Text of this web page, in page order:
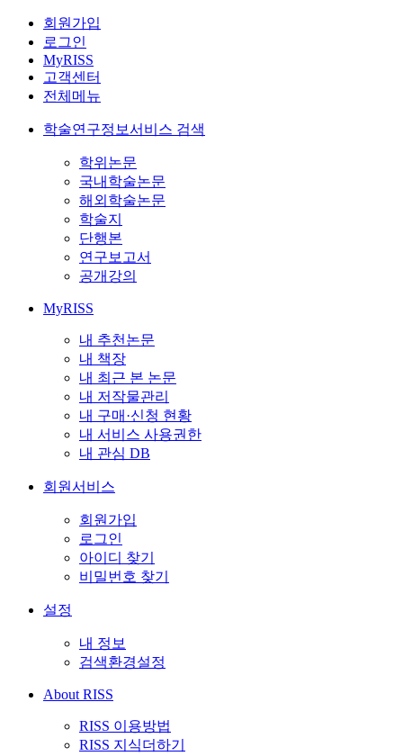
회원가입
로그인
MyRISS
고객센터
전체메뉴
학술연구정보서비스 검색
학위논문
국내학술논문
해외학술논문
학술지
단행본
연구보고서
공개강의
MyRISS
내 추천논문
내 책장
내 최근 본 논문
내 저작물관리
내 구매·신청 현황
내 서비스 사용권한
내 관심 DB
회원서비스
회원가입
로그인
아이디 찾기
비밀번호 찾기
설정
내 정보
검색환경설정
About RISS
RISS 이용방법
RISS 지식더하기